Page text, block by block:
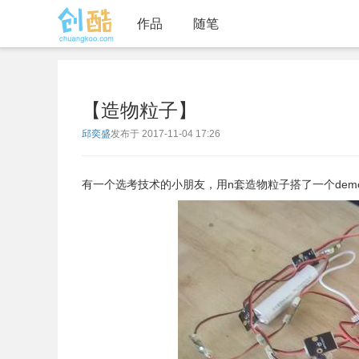
作品 随笔
【造物粒子】
邱奕盛发布于 2017-11-04 17:26
有一个选考技术的小朋友，用n套造物粒子搭了一个